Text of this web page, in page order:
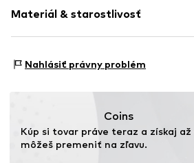
Pútka na opasok
Strih: Široký strih
Výška pásu: Stredne vysoký pás
Materiál & starostlivosť
Krajina pôvodu: Turecko
Nahlásiť právny problém
Coins
Kúp si tovar práve teraz a získaj až
môžeš premeniť na zľavu.